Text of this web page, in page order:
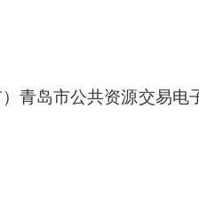
青岛市公共资源交易电